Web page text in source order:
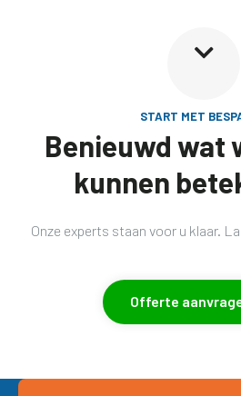

START MET
Benieuwd wat
kunnen
Onze experts staan voor u klaar.
Offerte